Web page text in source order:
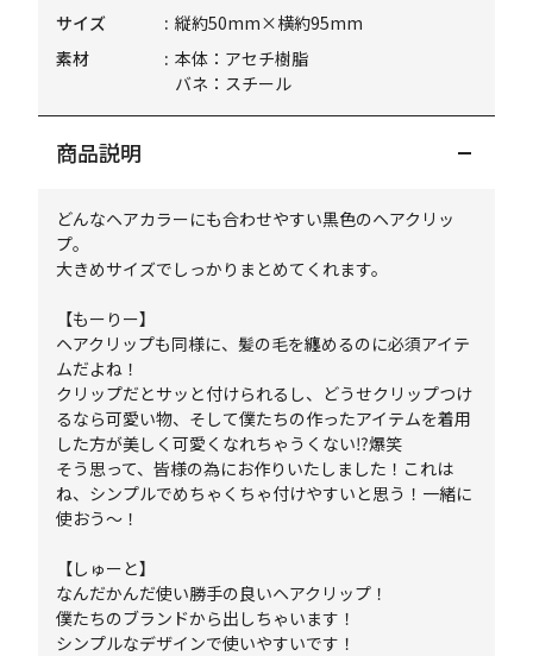
サイズ
縦約50mm×横約95mm
素材
本体：アセチ樹脂
バネ：スチール
商品説明
どんなヘアカラーにも合わせやすい黒色のヘアクリッ
プ。
大きめサイズでしっかりまとめてくれます。
【もーりー】
ヘアクリップも同様に、髪の毛を纏めるのに必須アイテ
ムだよね！
クリップだとサッと付けられるし、どうせクリップつけ
るなら可愛い物、そして僕たちの作ったアイテムを着用
した方が美しく可愛くなれちゃうくない⁉️爆笑
そう思って、皆様の為にお作りいたしました！これは
ね、シンプルでめちゃくちゃ付けやすいと思う！一緒に
使おう～！
【しゅーと】
なんだかんだ使い勝手の良いヘアクリップ！
僕たちのブランドから出しちゃいます！
シンプルなデザインで使いやすいです！